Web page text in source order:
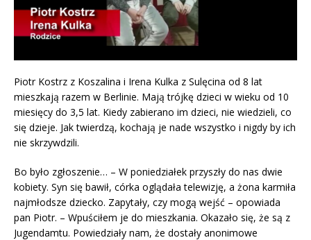
Piotr Kostrz z Koszalina i Irena Kulka z Sulęcina od 8 lat
mieszkają razem w Berlinie. Mają trójkę dzieci w wieku od 10
miesięcy do 3,5 lat. Kiedy zabierano im dzieci, nie wiedzieli, co
się dzieje. Jak twierdzą, kochają je nade wszystko i nigdy by ich
nie skrzywdzili.
Bo było zgłoszenie… – W poniedziałek przyszły do nas dwie
kobiety. Syn się bawił, córka oglądała telewizję, a żona karmiła
najmłodsze dziecko. Zapytały, czy mogą wejść – opowiada
pan Piotr. – Wpuściłem je do mieszkania. Okazało się, że są z
Jugendamtu. Powiedziały nam, że dostały anonimowe